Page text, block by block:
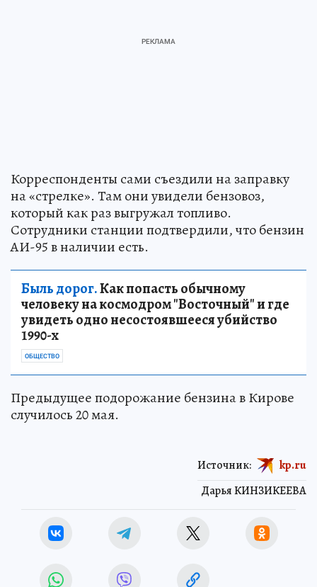
Корреспонденты сами съездили на заправку
на «стрелке». Там они увидели бензовоз,
который как раз выгружал топливо.
Сотрудники станции подтвердили, что бензин
АИ-95 в наличии есть.
Быль дорог.Как попасть обычному
человеку на космодром "Восточный" и где
увидеть одно несостоявшееся убийство
1990-х
ОБЩЕСТВО
Предыдущее подорожание бензина в Кирове
случилось 20 мая.
Дарья КИНЗИКЕЕВА
Источник: kp.ru